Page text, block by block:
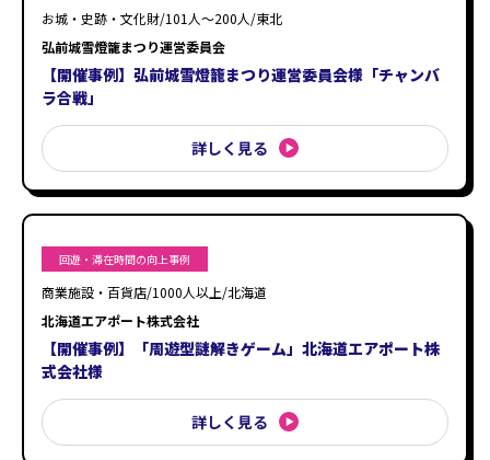
お城・史跡・文化財/101人〜200人/東北
弘前城雪燈籠まつり運営委員会
【開催事例】弘前城雪燈籠まつり運営委員会様「チャンバ
ラ合戦」
詳しく見る
回遊・滞在時間の向上事例
商業施設・百貨店/1000人以上/北海道
北海道エアポート株式会社
【開催事例】「周遊型謎解きゲーム」北海道エアポート株
式会社様
詳しく見る